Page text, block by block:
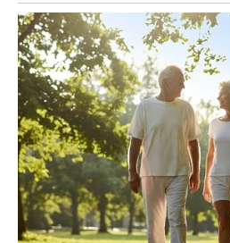
stvari.
Ako radiš posao vezan za
medije ili obrazovanje – ovo je
pazi da ne preuzmeš previše
je ključ uspeha.
Moguće su nove ideje ili
ali obećavajuće. Zapiši ih –
sprovedeš u delo.